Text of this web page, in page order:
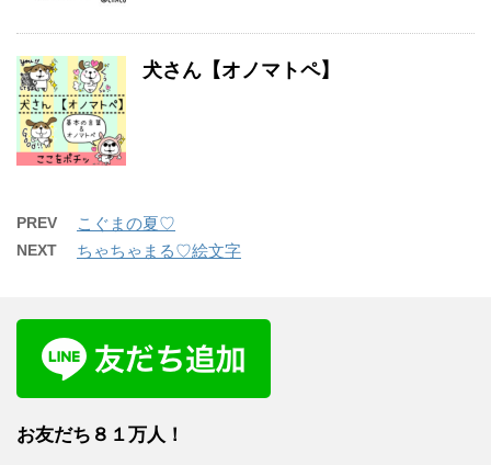
犬さん【オノマトペ】
PREV こぐまの夏♡
NEXT ちゃちゃまる♡絵文字
お友だち８１万人！